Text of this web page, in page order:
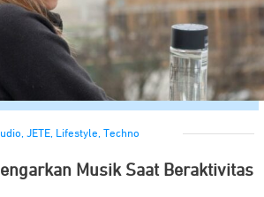
, JETE, Lifestyle, Techno
Musik Saat Beraktivitas